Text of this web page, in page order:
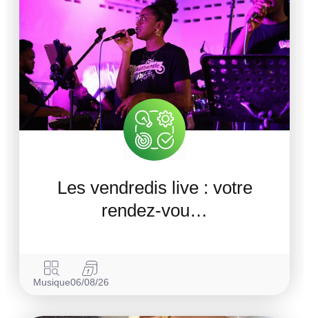
Les vendredis live : votre
rendez-vou…
Musique06/08/26